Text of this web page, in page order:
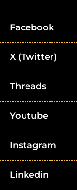
Facebook
X (Twitter)
Threads
Youtube
Instagram
Linkedin